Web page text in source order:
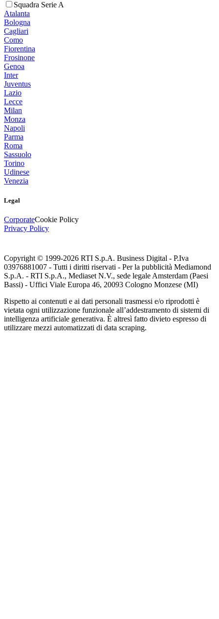
Squadra Serie A
Atalanta
Bologna
Cagliari
Como
Fiorentina
Frosinone
Genoa
Inter
Juventus
Lazio
Lecce
Milan
Monza
Napoli
Parma
Roma
Sassuolo
Torino
Udinese
Venezia
Legal
CorporateCookie Policy
Privacy Policy
Copyright © 1999-2026 RTI S.p.A. Business Digital - P.Iva
03976881007 - Tutti i diritti riservati - Per la pubblicità Mediamond
S.p.A. - RTI S.p.A., Mediaset N.V., sede legale Amsterdam (Paesi
Bassi) - Uffici Viale Europa 46, 20093 Cologno Monzese (MI)
Rispetto ai contenuti e ai dati personali trasmessi e/o riprodotti è
vietata ogni utilizzazione funzionale all’addestramento di sistemi di
intelligenza artificiale generativa. È altresì fatto divieto espresso di
utilizzare mezzi automatizzati di data scraping.